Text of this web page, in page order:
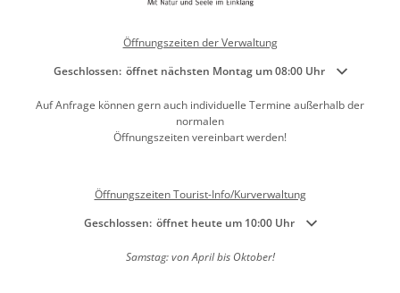
Öffnungszeiten der Verwaltung
Klicken, um weitere Öffnungs- oder Schließzeiten auszublenden
Geschlossen: öffnet nächsten Montag um 08:00 Uhr
Auf Anfrage können gern auch individuelle Termine außerhalb der
normalen
Öffnungszeiten vereinbart werden!
Öffnungszeiten Tourist-Info/Kurverwaltung
Klicken, um weitere Öffnungs- oder Schließzeiten auszublenden
Geschlossen: öffnet heute um 10:00 Uhr
Samstag: von April bis Oktober!